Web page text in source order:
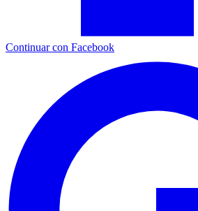
Continuar con Facebook